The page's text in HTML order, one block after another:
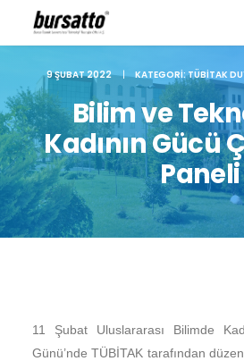
Site içi
9 ŞUBAT 2022 | KATEGORI:TÜBITAK
Bilim ve
Kadının Gücü
Paneli
11 Şubat Uluslararası Bilimde
Günü’nde TÜBİTAK tarafından